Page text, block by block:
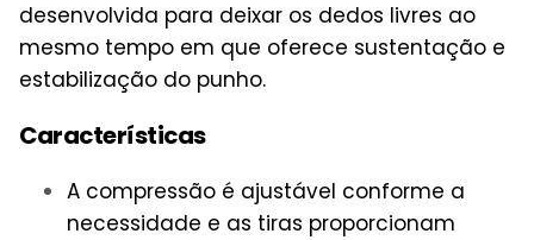
desenvolvida para deixar os dedos livres ao
mesmo tempo em que oferece sustentação e
estabilização do punho.
Características
A compressão é ajustável conforme a
necessidade e as tiras proporcionam